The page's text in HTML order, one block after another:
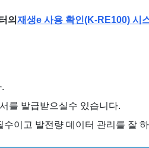
의 재생e 사용 확인(K-RE100) 시
를 발급받으실수 있습니다.
이고 발전량 데이터 관리를 잘